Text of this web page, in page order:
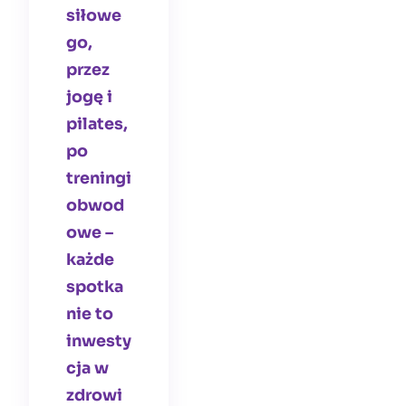
siłowe
go,
przez
jogę i
pilates,
po
treningi
obwod
owe –
każde
spotka
nie to
inwesty
cja w
zdrowi